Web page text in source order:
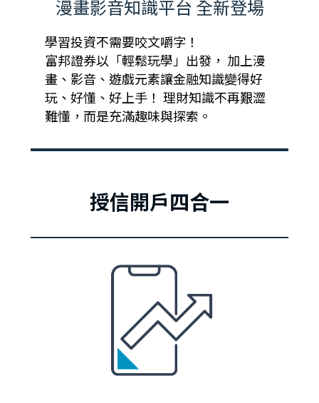
漫畫影音知識平台 全新登場
學習投資不需要咬文嚼字！
富邦證券以「輕鬆玩學」出發， 加上漫
畫、影音、遊戲元素讓金融知識變得好
玩、好懂、好上手！ 理財知識不再艱澀
難懂，而是充滿趣味與探索。
授信開戶四合一